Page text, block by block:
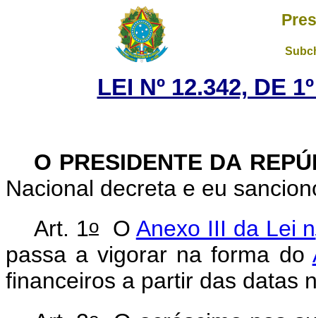
LEI Nº 12.342, DE
O PRESIDENTE DA
Nacional decreta e eu
Art. 1oO Anexo III da Lei n
passa a vigorar na forma do
financeiros a partir das datas